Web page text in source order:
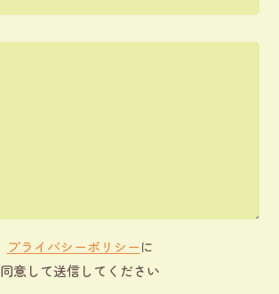
プライバシーポリシーに
同意して送信してください